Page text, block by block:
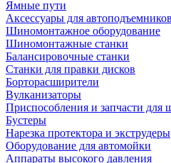
Ямные пути
Аксессуары для автоподъемников
Шиномонтажное оборудование
Шиномонтажные станки
Балансировочные станки
Станки для правки дисков
Борторасширители
Вулканизаторы
Приспособления и запчасти
Бустеры
Нарезка протектора и экструдеры
Оборудование для автомойки
Аппараты высокого давления